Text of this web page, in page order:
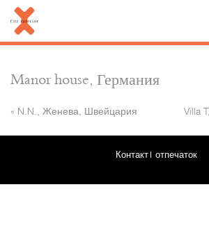
Manor house, Германия
Villa
« N.N., Женева, Швейцария
Контакт отпечаток